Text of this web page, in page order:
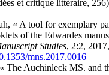
et critique littéraire,
« A tool for exemplary
of the Edwardes
Studies, 2:2,
mns.2017.0016
The Auchinleck MS. and